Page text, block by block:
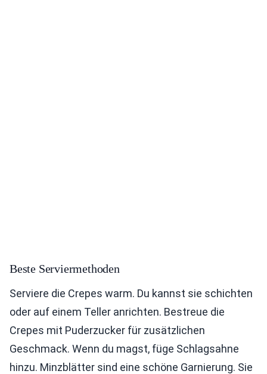
Beste Serviermethoden
Serviere die Crepes warm. Du kannst sie schichten
oder auf einem Teller anrichten. Bestreue die
Crepes mit Puderzucker für zusätzlichen
Geschmack. Wenn du magst, füge Schlagsahne
hinzu. Minzblätter sind eine schöne Garnierung. Sie